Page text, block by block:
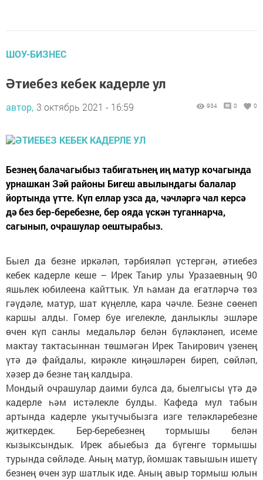
ШОУ-БИЗНЕС
Әтиебез кебек кадерле ул
автор, 3 октябрь 2021 - 16:59 934 0 0
Безнең балачагыбыз табигатьнең иң матур кочагында
урнашкан Зәй районы Бигеш авылындагы балалар
йортында үтте. Күп еллар узса да, чәчләргә чал керсә
дә без бер-беребезне, бер ояда үскән туганнарча,
сагынып, очрашулар оештырабыз.
Быел да безне иркәләп, тәрбияләп үстергән, әтиебез
кебек кадерле кеше – Ирек Таһир улы Уразаевның 90
яшьлек юбилеена кайттык. Ул һаман да егатләрчә төз
гәүдәле, матур, шат күңелле, кара чәчле. Безне сөенеп
каршы алды. Гомер буе игелекле, данлыклы эшләре
өчен күп санлы медальләр белән бүләкләнеп, исеме
мактау тактасыннан төшмәгән Ирек Таһирович үзенең
үтә дә файдалы, кирәкле киңәшләрен биреп, сөйләп,
хәзер дә безне таң калдыра.
Мондый очрашулар даими булса да, быелгысы үтә дә
кадерле һәм истәлекле булды. Кафеда мул табын
артында кадерле укытучыбызга изге теләкләребезне
җиткердек. Бер-беребезнең тормышы белән
кызыксындык. Ирек абыебыз да бүгенге тормышы
турында сөйләде. Аның матур, йомшак тавышын ишетү
безнең өчен зур шатлык иде. Аның авыр тормыш юлын